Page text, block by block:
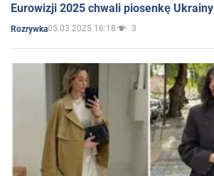
Eurowizji 2025 chwali piosenkę Ukrainy
Rozrywka05.03.2025 16:18 3